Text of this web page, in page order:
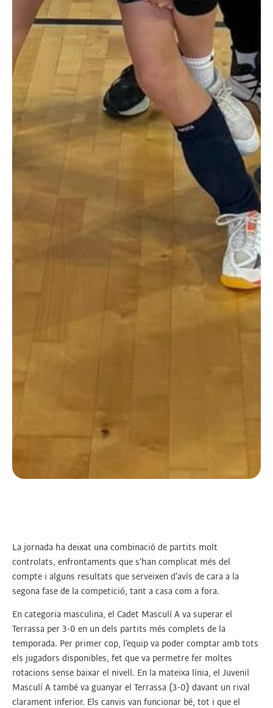
La jornada ha deixat una combinació de partits molt
controlats, enfrontaments que s’han complicat més del
compte i alguns resultats que serveixen d’avís de cara a la
segona fase de la competició, tant a casa com a fora.
En categoria masculina, el Cadet Masculí A va superar el
Terrassa per 3-0 en un dels partits més complets de la
temporada. Per primer cop, l’equip va poder comptar amb tots
els jugadors disponibles, fet que va permetre fer moltes
rotacions sense baixar el nivell. En la mateixa línia, el Juvenil
Masculí A també va guanyar el Terrassa (3-0) davant un rival
clarament inferior. Els canvis van funcionar bé, tot i que el